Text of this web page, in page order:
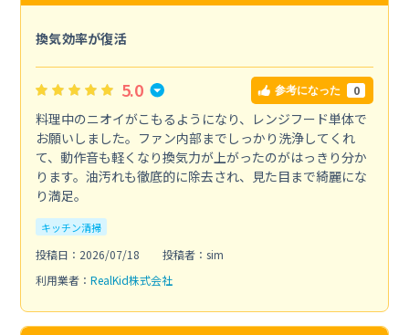
換気効率が復活
5.0 参考になった 0
料理中のニオイがこもるようになり、レンジフード単体で
お願いしました。ファン内部までしっかり洗浄してくれ
て、動作音も軽くなり換気力が上がったのがはっきり分か
ります。油汚れも徹底的に除去され、見た目まで綺麗にな
り満足。
キッチン清掃
投稿日：2026/07/18
投稿者：sim
利用業者： RealKid株式会社